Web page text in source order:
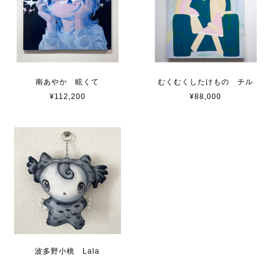
南あやか 眩くて
¥112,200
むくむくしたけもの チル
¥88,000
波多野小桃 Lala